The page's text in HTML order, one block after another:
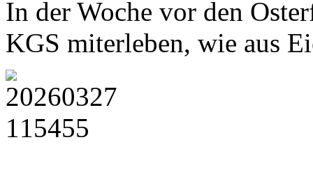
In der Woche vor den
KGS miterleben, wie aus